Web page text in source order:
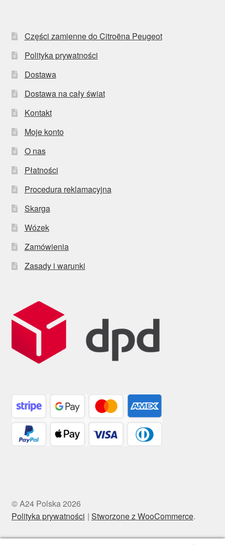
Części zamienne do Citroëna Peugeot
Polityka prywatności
Dostawa
Dostawa na cały świat
Kontakt
Moje konto
O nas
Płatności
Procedura reklamacyjna
Skarga
Wózek
Zamówienia
Zasady i warunki
© A24 Polska 2026
Polityka prywatności
Stworzone z WooCommerce.